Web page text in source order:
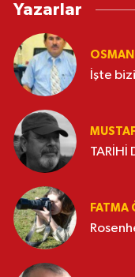
Yazarlar
OSMAN
İşte
TARİHİ
FATMA